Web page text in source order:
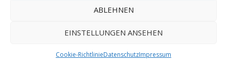
ABLEHNEN
EINSTELLUNGEN ANSEHEN
Cookie-RichtlinieDatenschutzImpressum
LOCALIZATION
Français